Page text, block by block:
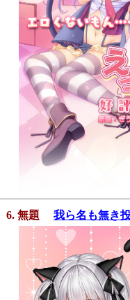
6. 無題 我ら名も無き